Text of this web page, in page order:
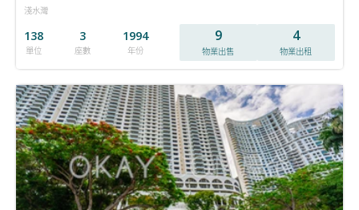
淺水灣
138
單位
3
座數
1994
年份
9
物業出售
4
物業出租